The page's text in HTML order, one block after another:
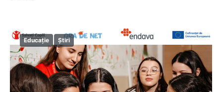
Educație Știri